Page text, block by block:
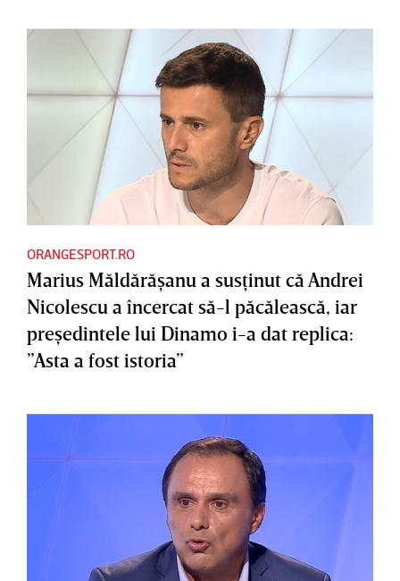
ORANGESPORT.RO
Marius Măldărăşanu a susţinut că Andrei
Nicolescu a încercat să-l păcălească, iar
preşedintele lui Dinamo i-a dat replica:
”Asta a fost istoria”